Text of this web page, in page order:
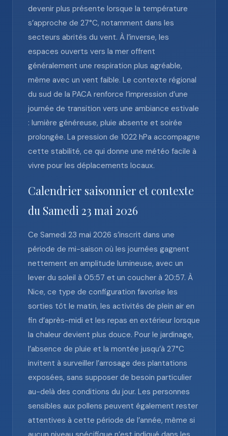
devenir plus présente lorsque la température
s’approche de 27°C, notamment dans les
secteurs abrités du vent. À l’inverse, les
espaces ouverts vers la mer offrent
généralement une respiration plus agréable,
même avec un vent faible. Le contexte régional
du sud de la PACA renforce l’impression d’une
journée de transition vers une ambiance estivale
: lumière généreuse, pluie absente et soirée
prolongée. La pression de 1022 hPa accompagne
cette stabilité, ce qui donne une météo facile à
vivre pour les déplacements locaux.
Calendrier saisonnier et contexte
du Samedi 23 mai 2026
Ce Samedi 23 mai 2026 s’inscrit dans une
période de mi-saison où les journées gagnent
nettement en amplitude lumineuse, avec un
lever du soleil à 05:57 et un coucher à 20:57. À
Nice, ce type de configuration favorise les
sorties tôt le matin, les activités de plein air en
fin d’après-midi et les repas en extérieur lorsque
la chaleur devient plus douce. Pour le jardinage,
l’absence de pluie et la montée jusqu’à 27°C
invitent à surveiller l’arrosage des plantations
exposées, sans supposer de besoin particulier
au-delà des conditions du jour. Les personnes
sensibles aux pollens peuvent également rester
attentives à cette période de l’année, même si